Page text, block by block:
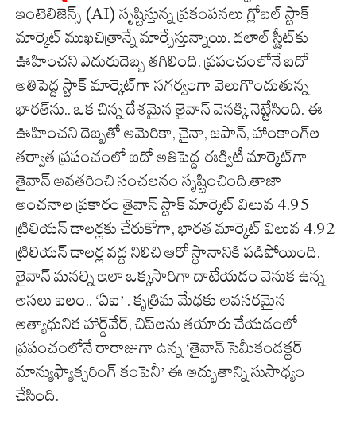
ఇంటెలిజెన్స్ (AI) సృష్టిస్తున్న ప్రకంపనలు గ్లోబల్ స్టాక్
మార్కెట్ ముఖచిత్రాన్నే మార్చేస్తున్నాయి. దలాల్ స్ట్రీట్‌కు
ఊహించని ఎదురుదెబ్బ తగిలింది. ప్రపంచంలోనే ఐదో
అతిపెద్ద స్టాక్ మార్కెట్‌గా సగర్వంగా వెలుగొందుతున్న
భారత్‌ను.. ఒక చిన్న దేశమైన తైవాన్ వెనక్కి నెట్టేసింది. ఈ
ఊహించని దెబ్బతో అమెరికా, చైనా, జపాన్, హాంకాంగ్‌ల
తర్వాత ప్రపంచంలో ఐదో అతిపెద్ద ఈక్విటీ మార్కెట్‌గా
తైవాన్ అవతరించి సంచలనం సృష్టించింది.తాజా
అంచనాల ప్రకారం తైవాన్ స్టాక్ మార్కెట్ విలువ 4.95
ట్రిలియన్ డాలర్లకు చేరుకోగా, భారత మార్కెట్ విలువ 4.92
ట్రిలియన్ డాలర్ల వద్ద నిలిచి ఆరో స్థానానికి పడిపోయింది.
తైవాన్ మనల్ని ఇలా ఒక్కసారిగా దాటేయడం వెనుక ఉన్న
అసలు బలం.. ‘ఏఐ’ . కృత్రిమ మేధకు అవసరమైన
అత్యాధునిక హార్డ్‌వేర్, చిప్‌లను తయారు చేయడంలో
ప్రపంచంలోనే రారాజుగా ఉన్న ‘తైవాన్ సెమీకండక్టర్
మాన్యుఫ్యాక్చరింగ్ కంపెనీ’ ఈ అద్భుతాన్ని సుసాధ్యం
చేసింది.